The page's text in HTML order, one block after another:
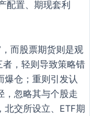
配置、期现套利
而股票期货则是观
者，轻则导致策略错
仓；重则引发认
忽略其与个股走
北交所设立、ETF期